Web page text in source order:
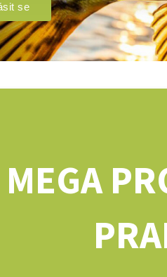
MEGA
se